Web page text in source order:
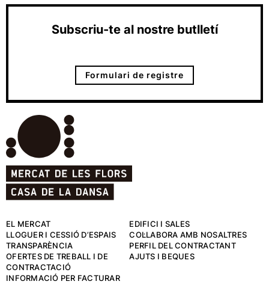
Subscriu-te al nostre butlletí
Formulari de registre
EL MERCAT
EDIFICI I SALES
LLOGUER I CESSIÓ D’ESPAIS
COL·LABORA AMB NOSALTRES
TRANSPARÈNCIA
PERFIL DEL CONTRACTANT
OFERTES DE TREBALL I DE
CONTRACTACIÓ
AJUTS I BEQUES
INFORMACIÓ PER FACTURAR